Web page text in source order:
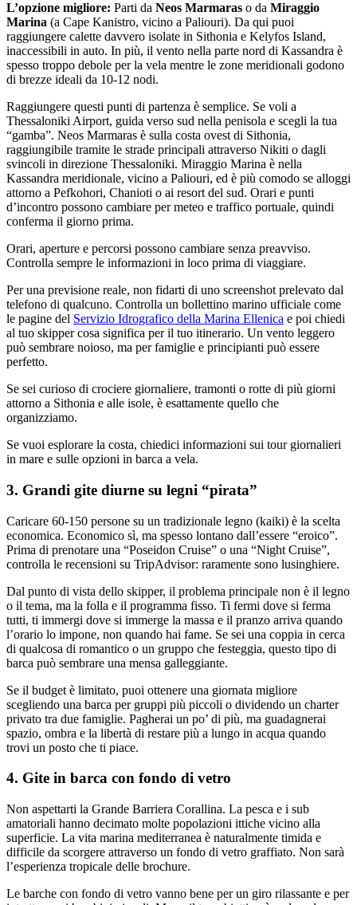
L’opzione migliore: Parti da Neos Marmaras o da Miraggio
Marina (a Cape Kanistro, vicino a Paliouri). Da qui puoi
raggiungere calette davvero isolate in Sithonia e Kelyfos Island,
inaccessibili in auto. In più, il vento nella parte nord di Kassandra è
spesso troppo debole per la vela mentre le zone meridionali godono
di brezze ideali da 10-12 nodi.
Raggiungere questi punti di partenza è semplice. Se voli a
Thessaloniki Airport, guida verso sud nella penisola e scegli la tua
“gamba”. Neos Marmaras è sulla costa ovest di Sithonia,
raggiungibile tramite le strade principali attraverso Nikiti o dagli
svincoli in direzione Thessaloniki. Miraggio Marina è nella
Kassandra meridionale, vicino a Paliouri, ed è più comodo se alloggi
attorno a Pefkohori, Chanioti o ai resort del sud. Orari e punti
d’incontro possono cambiare per meteo e traffico portuale, quindi
conferma il giorno prima.
Orari, aperture e percorsi possono cambiare senza preavviso.
Controlla sempre le informazioni in loco prima di viaggiare.
Per una previsione reale, non fidarti di uno screenshot prelevato dal
telefono di qualcuno. Controlla un bollettino marino ufficiale come
le pagine del Servizio Idrografico della Marina Ellenica e poi chiedi
al tuo skipper cosa significa per il tuo itinerario. Un vento leggero
può sembrare noioso, ma per famiglie e principianti può essere
perfetto.
Se sei curioso di crociere giornaliere, tramonti o rotte di più giorni
attorno a Sithonia e alle isole, è esattamente quello che
organizziamo.
Se vuoi esplorare la costa, chiedici informazioni sui tour giornalieri
in mare e sulle opzioni in barca a vela.
3. Grandi gite diurne su legni “pirata”
Caricare 60-150 persone su un tradizionale legno (kaiki) è la scelta
economica. Economico sì, ma spesso lontano dall’essere “eroico”.
Prima di prenotare una “Poseidon Cruise” o una “Night Cruise”,
controlla le recensioni su TripAdvisor: raramente sono lusinghiere.
Dal punto di vista dello skipper, il problema principale non è il legno
o il tema, ma la folla e il programma fisso. Ti fermi dove si ferma
tutti, ti immergi dove si immerge la massa e il pranzo arriva quando
l’orario lo impone, non quando hai fame. Se sei una coppia in cerca
di qualcosa di romantico o un gruppo che festeggia, questo tipo di
barca può sembrare una mensa galleggiante.
Se il budget è limitato, puoi ottenere una giornata migliore
scegliendo una barca per gruppi più piccoli o dividendo un charter
privato tra due famiglie. Pagherai un po’ di più, ma guadagnerai
spazio, ombra e la libertà di restare più a lungo in acqua quando
trovi un posto che ti piace.
4. Gite in barca con fondo di vetro
Non aspettarti la Grande Barriera Corallina. La pesca e i sub
amatoriali hanno decimato molte popolazioni ittiche vicino alla
superficie. La vita marina mediterranea è naturalmente timida e
difficile da scorgere attraverso un fondo di vetro graffiato. Non sarà
l’esperienza tropicale delle brochure.
Le barche con fondo di vetro vanno bene per un giro rilassante e per